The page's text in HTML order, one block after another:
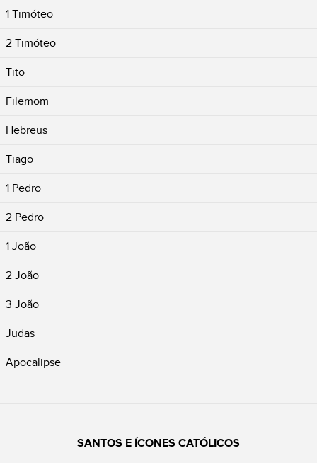
1 Timóteo
2 Timóteo
Tito
Filemom
Hebreus
Tiago
1 Pedro
2 Pedro
1 João
2 João
3 João
Judas
Apocalipse
SANTOS E ÍCONES CATÓLICOS